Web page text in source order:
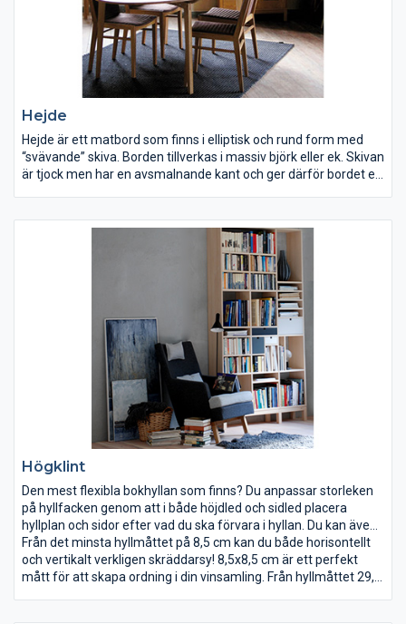
Hejde
Hejde är ett matbord som finns i elliptisk och rund form med
“svävande” skiva. Borden tillverkas i massiv björk eller ek. Skivan
är tjock men har en avsmalnande kant och ger därför bordet en
finns ett specialutdrag med stödben att välja till. Med det går
bordet att förlänga med upp till fyra iläggsskivor och kan då få
Högklint
Den mest flexibla bokhyllan som finns? Du anpassar storleken
på hyllfacken genom att i både höjdled och sidled placera
hyllplan och sidor efter vad du ska förvara i hyllan. Du kan även
komplettera din hylla med lådor och dörrar var som helst efter
behov!
Från det minsta hyllmåttet på 8,5 cm kan du både horisontellt
och vertikalt verkligen skräddarsy! 8,5x8,5 cm är ett perfekt
mått för att skapa ordning i din vinsamling. Från hyllmåttet 29,5